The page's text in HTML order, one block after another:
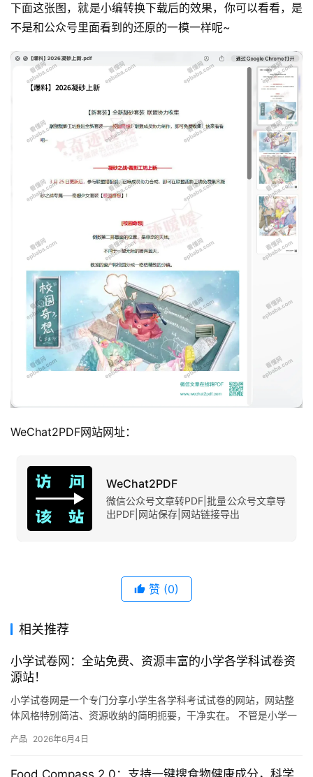
营
下面这张图，就是小编转换下载后的效果，你可以看看，是
不是和公众号里面看到的还原的一模一样呢~
WeChat2PDF网站网址：
WeChat2PDF
微信公众号文章转PDF|批量公众号文章导
出PDF|网站保存|网站链接导出
赞 (0)
相关推荐
小学试卷网：全站免费、资源丰富的小学各学科试卷资
源站！
小学试卷网是一个专门分享小学生各学科考试试卷的网站，网站整
体风格特别简洁、资源收纳的简明扼要，干净实在。 不管是小学一
都有…
产品 2026年6月4日
Food Compass 2.0：支持一键搜食物健康成分，科学